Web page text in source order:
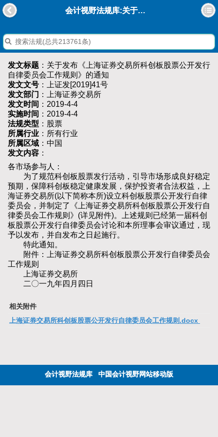
会计视野法规库:关于发布《上海证券交易所科创板股票公开发行自律委员会工作规则》的通知
发文标题 ：关于发布《上海证券交易所科创板股票公开发行
自律委员会工作规则》的通知
发文文号 ：上证发[2019]41号
发文部门 ：上海证券交易所
发文时间 ：2019-4-4
实施时间 ：2019-4-4
法规类型 ：股票
所属行业 ：所有行业
所属区域 ：中国
发文内容 ：
各市场参与人：
为了规范科创板股票发行活动，引导市场形成良好稳定
预期，保障科创板稳定健康发展，保护投资者合法权益，上
海证券交易所(以下简称本所)设立科创板股票公开发行自律
委员会，并制定了《上海证券交易所科创板股票公开发行自
律委员会工作规则》(详见附件)。上述规则已经第一届科创
板股票公开发行自律委员会讨论和本所理事会审议通过，现
予以发布，并自发布之日起施行。
特此通知。
附件：上海证券交易所科创板股票公开发行自律委员会
工作规则
上海证券交易所
二〇一九年四月四日
相关附件
上海证券交易所科创板股票公开发行自律委员会工作规则.docx
会计视野法规库 中国会计视野网站移动版